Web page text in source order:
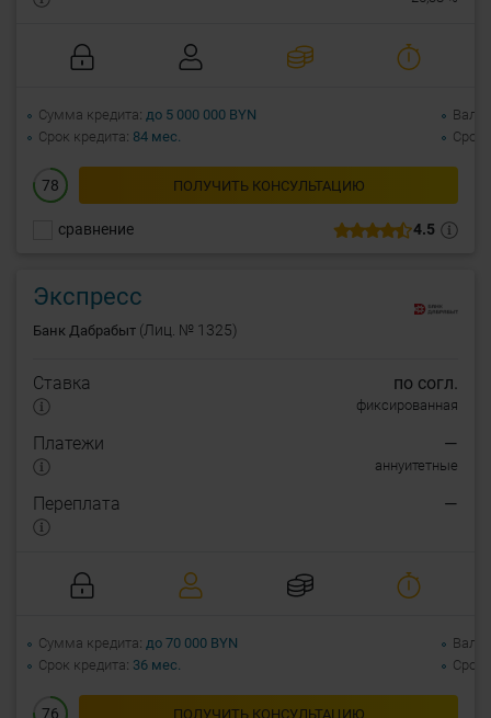
4.5
сравнение
78 ПОЛУЧИТЬ КОНСУЛЬТАЦИЮ
Сумма кредита до 5 000 000 BYN
Срок кредита 84 мес.
Срок
Экспресс
Банк Дабрабыт (Лиц. № 1325)
Ставка по согл.
фиксированная
Платежи —
аннуитетные
Переплата —
76 ПОЛУЧИТЬ КОНСУЛЬТАЦИЮ
Сумма кредита до 70 000 BYN
Срок кредита 36 мес.
Срок